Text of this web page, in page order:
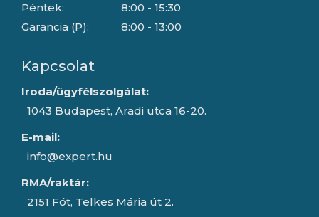
Péntek:
Garancia (P):
8:00 - 15:30
8:00 - 13:00
Kapcsolat
Iroda/ügyfélszolgálat:
1043 Budapest, Aradi utca 16-20.
E-mail:
info@expert.hu
RMA/raktár:
2151 Fót, Telkes Mária út 2.